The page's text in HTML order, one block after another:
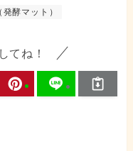
酵マット）
てね！